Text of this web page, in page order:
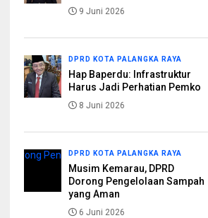
9 Juni 2026
DPRD KOTA PALANGKA RAYA
Hap Baperdu: Infrastruktur
Harus Jadi Perhatian Pemko
8 Juni 2026
DPRD KOTA PALANGKA RAYA
Musim Kemarau, DPRD
Dorong Pengelolaan Sampah
yang Aman
6 Juni 2026